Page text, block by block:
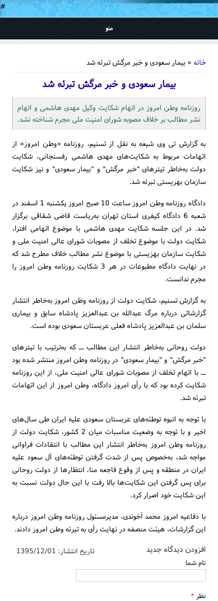
#
منو
خانه » بیمار سعودی و خبر مرگش تبرئه شد
بیمار سعودی و خبر مرگش تبرئه شد
روزنامه وطن امروز در اتهام شکایت وکیل مهدی هاشمی و اتهام
نشر مطالب بر خلاف مصوبه شورای امنیت ملی مجرم شناخته نشد.
به گزارش تی وی شیعه به نقل از تسنیم، روزنامه «وطن امروز» از
اتهامات مربوط به شکایت‌های مهدی هاشمی رفسنجانی، شکایت
دولت به‌خاطر تیترهای "خبر مرگش" و "بیمار سعودی" و نیز شکایت
سازمان بهزیستی تبرئه شد.
دادگاه روزنامه وطن امروز ساعت 10 صبح امروز یکشنبه 1 اسفند در
شعبه 6 دادگاه کیفری استان تهران به‌ریاست قاضی شقاقی برگزار
شد. در این جلسه شکایت مهدی هاشمی با موضوع اتهامی افترا،
شکایت دولت با موضوع تخلف از مصوبات شورای عالی امنیت ملی و
شکایت سازمان بهزیستی با موضوع نشر مطالب خلاف مطرح شد که
در نهایت دادگاه مطبوعات در هر 3 شکایت روزنامه وطن امروز را
مجرم ندانست.
به گزارش تسنیم، شکایت دولت از روزنامه وطن امروز به‌خاطر انتشار
گزارشاتی درباره مرگ عبدالله بن عبدالعزیز پادشاه سابق و بیماری
سلمان بن عبدالعزیز پادشاه فعلی عربستان سعودی بوده است.
دولت روحانی به‌خاطر انتشار این مطالب ــ که به‌ترتیب با تیترهای
"خبر مرگش" و "بیمار سعودی" در روزنامه وطن امروز منتشر شده بود
ــ با اتهام تخلف از مصوبات شورای عالی امنیت ملی، از این روزنامه
شکایت کرده بود که با رأی امروز دادگاه، وطن امروز از این اتهامات
تبرئه شد.
با توجه به انبوه توطئه‌های عربستان سعودی علیه ایران طی سال‌های
اخیر و با توجه به وضعیت مناسبات میان 2 کشور، شکایت دولت از
روزنامه وطن امروز به‌خاطر انتشار این مطالب با انتقادات فراوانی
مواجه شد، به‌خصوص پس از شدت گرفتن توطئه‌های آل سعود علیه
ایران در منطقه و پس از وقوع فاجعه منا، انتظارها از دولت روحانی
برای پس گرفتن این شکایت‌ها بالا رفت با این حال دولت نسبت به
این شکایت خود اصرار کرد.
با دفاعیه امروز محمد آخوندی، مدیرمسئول روزنامه وطن امروز درباره
این گزارشات، هیئت منصفه در نهایت رأی به تبرئه وطن امروز دادند.
تاریخ انتشار: 1395/12/01 افزودن دیدگاه جدید
نام شما
نظر *